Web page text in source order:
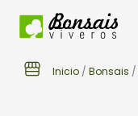
Inicio / Bonsais /